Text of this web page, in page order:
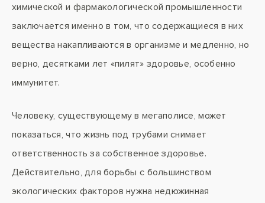
химической и фармакологической промышленности
заключается именно в том, что содержащиеся в них
вещества накапливаются в организме и медленно, но
верно, десятками лет «пилят» здоровье, особенно
иммунитет.
Человеку, существующему в мегаполисе, может
показаться, что жизнь под трубами снимает
ответственность за собственное здоровье.
Действительно, для борьбы с большинством
экологических факторов нужна недюжинная